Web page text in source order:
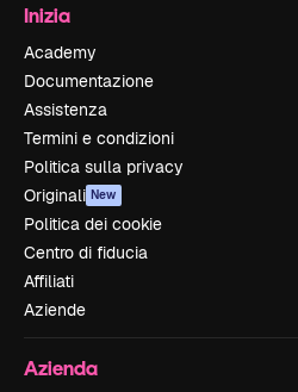
Inizia
Academy
Documentazione
Assistenza
Termini e condizioni
Politica sulla privacy
Originali New
Politica dei cookie
Centro di fiducia
Affiliati
Aziende
Azienda